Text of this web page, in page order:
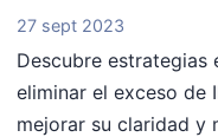
27 sept 2023
Descubre estrategias
eliminar el exceso de
mejorar su claridad y